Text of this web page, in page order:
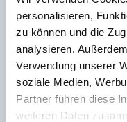
personalisieren,
zu können und die
analysieren.
Verwendung unserer
soziale Medien,
Partner führen diese
weiteren Daten
Akademie
ab 23.10.2026